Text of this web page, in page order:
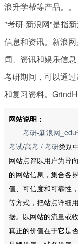
浪升学帮等产品。。
"考研-新浪网"是指
信息和资讯。新浪
闻、资讯和娱乐信
考研期间，可以通
和复习资料。
网站说明：
考研-新浪网_edu
考试/高考 / 考研类别
网站点评以用户为导
的网站信息，集合各
值、可信度和可靠性
等方式，把站点详细
据。以网站的流量或
真正的价值在于它是